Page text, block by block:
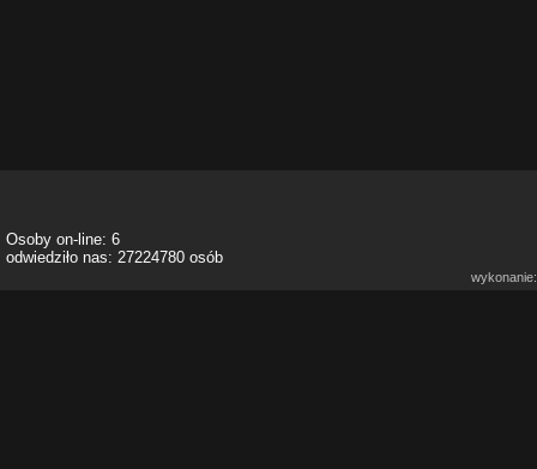
Osoby on-line: 6
odwiedziło nas: 27224780 osób